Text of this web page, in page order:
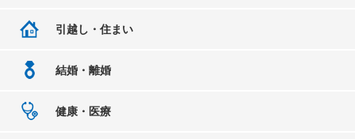
引越し・住まい
結婚・離婚
健康・医療